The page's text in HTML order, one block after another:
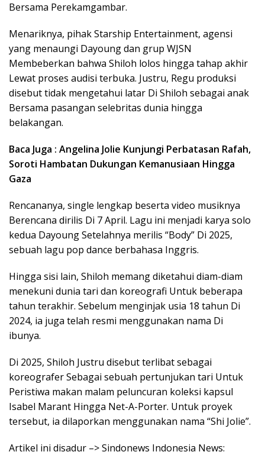
Bersama Perekamgambar.
Menariknya, pihak Starship Entertainment, agensi
yang menaungi Dayoung dan grup WJSN
Membeberkan bahwa Shiloh lolos hingga tahap akhir
Lewat proses audisi terbuka. Justru, Regu produksi
disebut tidak mengetahui latar Di Shiloh sebagai anak
Bersama pasangan selebritas dunia hingga
belakangan.
Baca Juga : Angelina Jolie Kunjungi Perbatasan Rafah,
Soroti Hambatan Dukungan Kemanusiaan Hingga
Gaza
Rencananya, single lengkap beserta video musiknya
Berencana dirilis Di 7 April. Lagu ini menjadi karya solo
kedua Dayoung Setelahnya merilis “Body” Di 2025,
sebuah lagu pop dance berbahasa Inggris.
Hingga sisi lain, Shiloh memang diketahui diam-diam
menekuni dunia tari dan koreografi Untuk beberapa
tahun terakhir. Sebelum menginjak usia 18 tahun Di
2024, ia juga telah resmi menggunakan nama Di
ibunya.
Di 2025, Shiloh Justru disebut terlibat sebagai
koreografer Sebagai sebuah pertunjukan tari Untuk
Peristiwa makan malam peluncuran koleksi kapsul
Isabel Marant Hingga Net-A-Porter. Untuk proyek
tersebut, ia dilaporkan menggunakan nama “Shi Jolie”.
Artikel ini disadur –> Sindonews Indonesia News: